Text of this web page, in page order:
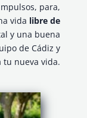
para,
vida libre de
y una buena
de Cádiz y
tu nueva vida.